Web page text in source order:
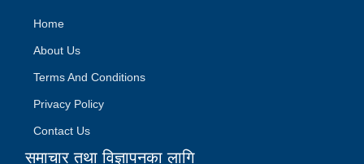
Home
About Us
Terms And Conditions
Privacy Policy
Contact Us
समाचार तथा विज्ञापनका लागि